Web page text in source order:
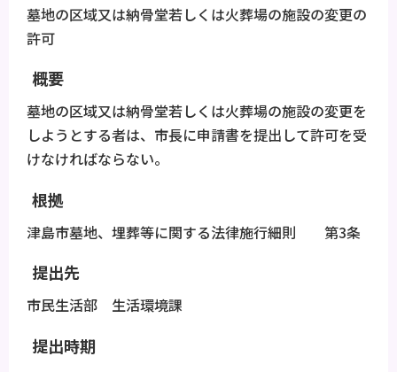
墓地の区域又は納骨堂若しくは火葬場の施設の変更の
許可
概要
墓地の区域又は納骨堂若しくは火葬場の施設の変更を
しようとする者は、市長に申請書を提出して許可を受
けなければならない。
根拠
津島市墓地、埋葬等に関する法律施行細則 第3条
提出先
市民生活部 生活環境課
提出時期